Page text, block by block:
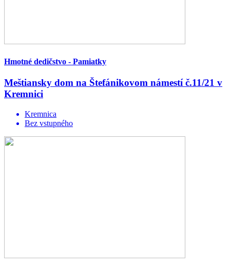
Hmotné dedičstvo - Pamiatky
Meštiansky dom na Štefánikovom námestí č.11/21 v
Kremnici
Kremnica
Bez vstupného